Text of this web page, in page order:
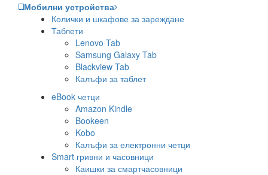
Мобилни устройства
Колички и шкафове за зареждане
Таблети
Lenovo Tab
Samsung Galaxy Tab
Blackview Tab
Калъфи за таблет
eBook четци
Amazon Kindle
Bookeen
Kobo
Калъфи за електронни четци
Smart гривни и часовници
Каишки за смартчасовници